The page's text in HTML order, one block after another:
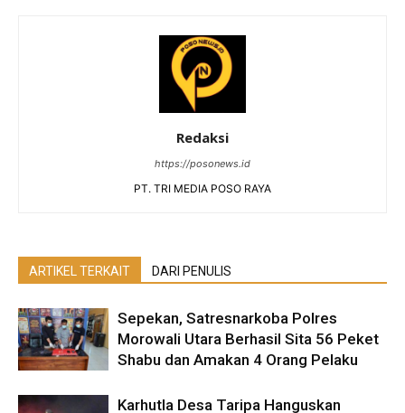
Redaksi
https://posonews.id
PT. TRI MEDIA POSO RAYA
ARTIKEL TERKAIT DARI PENULIS
Sepekan, Satresnarkoba Polres
Morowali Utara Berhasil Sita 56 Peket
Shabu dan Amakan 4 Orang Pelaku
Karhutla Desa Taripa Hanguskan